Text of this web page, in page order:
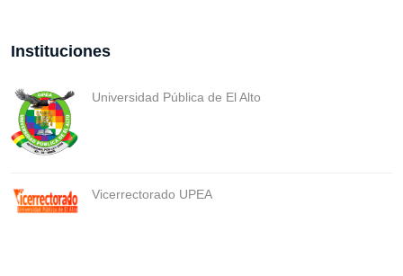
Instituciones
Universidad Pública de El Alto
Vicerrectorado UPEA